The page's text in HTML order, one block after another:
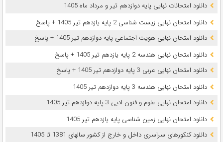
دانلود امتحانات نهایی پایه دوازدهم تیر و مرداد ماه 1405
دانلود امتحان نهایی زیست شناسی 2 پایه یازدهم تیر 1405 + پاسخ
دانلود امتحان نهایی هویت اجتماعی پایه دوازدهم تیر 1405 + پاسخ
دانلود امتحان نهایی هندسه 2 پایه یازدهم تیر 1405 + پاسخ
دانلود امتحان نهایی عربی 3 پایه دوازدهم تیر 1405 + پاسخ
دانلود امتحان نهایی هندسه 3 پایه دوازدهم تیر 1405
دانلود امتحان نهایی علوم و فنون ادبی 3 پایه دوازدهم تیر 1405
دانلود امتحان نهایی زمین شناسی پایه یازدهم تیر 1405
دانلود کنکورهای سراسری داخل و خارج از کشور سالهای 1381 تا 1405